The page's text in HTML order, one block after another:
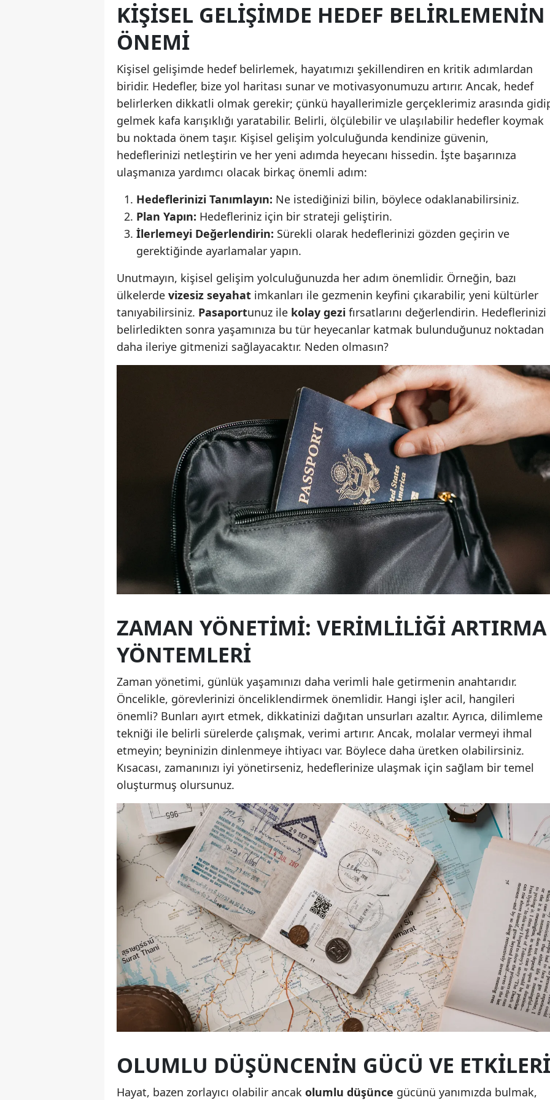
Malatya
Kahramanmaraş
Mardin
Muğla
Muş
Niğde
Ordu
Samsun
Siirt
Sinop
Sivas
Tekirdağ
Tokat
Trabzon
Tunceli
Şanlıurfa
Uşak
Van
Yozgat
Zonguldak
Aksaray
Kırıkkale
Batman
Şırnak
Bartın
Iğdır
Yalova
Karabük
Kilis
Osmaniye
Düzce
KIŞISEL GELIŞIMDE HEDEF BELIRLEMENIN
ÖNEMI
Kişisel gelişimde hedef belirlemek, hayatımızı şekillendiren en kritik adımlardan
biridir. Hedefler, bize yol haritası sunar ve motivasyonumuzu artırır. Ancak, hedef
belirlerken dikkatli olmak gerekir; çünkü hayallerimizle gerçeklerimiz arasında
gelmek kafa karışıklığı yaratabilir. Belirli, ölçülebilir ve ulaşılabilir hedefler koymak
bu noktada önem taşır. Kişisel gelişim yolculuğunda kendinize güvenin,
hedeflerinizi netleştirin ve her yeni adımda heyecanı hissedin. İşte başarınıza
ulaşmanıza yardımcı olacak birkaç önemli adım:
Hedeflerinizi Tanımlayın: Ne istediğinizi bilin, böylece odaklanabilirsiniz.
Plan Yapın: Hedefleriniz için bir strateji geliştirin.
İlerlemeyi Değerlendirin: Sürekli olarak hedeflerinizi gözden geçirin ve
gerektiğinde ayarlamalar yapın.
Unutmayın, kişisel gelişim yolculuğunuzda her adım önemlidir. Örneğin, bazı
ülkelerde vizesiz seyahat imkanları ile gezmenin keyfini çıkarabilir, yeni kültürler
tanıyabilirsiniz. Pasaportunuz ile kolay gezi fırsatlarını değerlendirin. Hedeflerinizi
belirledikten sonra yaşamınıza bu tür heyecanlar katmak bulunduğunuz noktadan
daha ileriye gitmenizi sağlayacaktır. Neden olmasın?
ZAMAN YÖNETIMI: VERIMLILIĞI ARTIRMA
YÖNTEMLERI
Zaman yönetimi, günlük yaşamınızı daha verimli hale getirmenin anahtarıdır.
Öncelikle, görevlerinizi önceliklendirmek önemlidir. Hangi işler acil, hangileri
önemli? Bunları ayırt etmek, dikkatinizi dağıtan unsurları azaltır. Ayrıca, dilimleme
tekniği ile belirli sürelerde çalışmak, verimi artırır. Ancak, molalar vermeyi ihmal
etmeyin; beyninizin dinlenmeye ihtiyacı var. Böylece daha üretken olabilirsiniz.
Kısacası, zamanınızı iyi yönetirseniz, hedeflerinize ulaşmak için sağlam bir temel
oluşturmuş olursunuz.
OLUMLU DÜŞÜNCENIN GÜCÜ VE ETKILERI
Hayat, bazen zorlayıcı olabilir ancak olumlu düşünce gücünü yanımızda bulmak,